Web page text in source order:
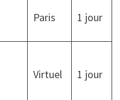
Paris 1 jour
Virtuel 1 jour